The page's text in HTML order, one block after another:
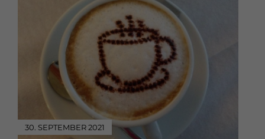
30. SEPTEMBER 2021